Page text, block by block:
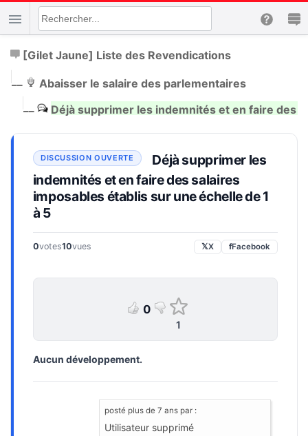
[Gilet Jaune] Liste des Revendications
__
Abaisser le salaire des parlementaires
__ Déjà supprimer les indemnités et en faire des
Déjà supprimer les
indemnités et en faire des salaires
imposables établis sur une échelle de 1
à 5
0votes10vues 𝕏X fFacebook
0
1
Aucun développement.
posté plus de 7 ans par :
Utilisateur supprimé